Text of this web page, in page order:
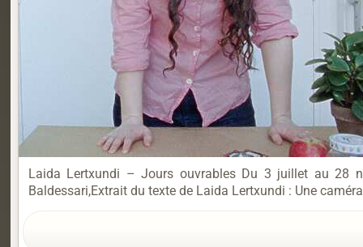
Laida Lertxundi – Jours ouvrables Du 3 juillet au 28
Baldessari,Extrait du texte de Laida Lertxundi : Une